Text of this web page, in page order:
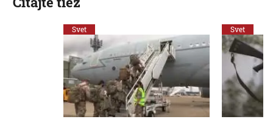
Svet Svet